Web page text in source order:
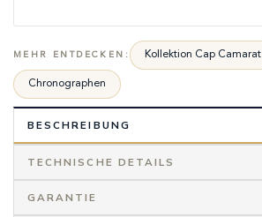
MEHR ENTDECKEN: Kollektion Cap Camarat
Chronographen
BESCHREIBUNG
TECHNISCHE DETAILS
GARANTIE